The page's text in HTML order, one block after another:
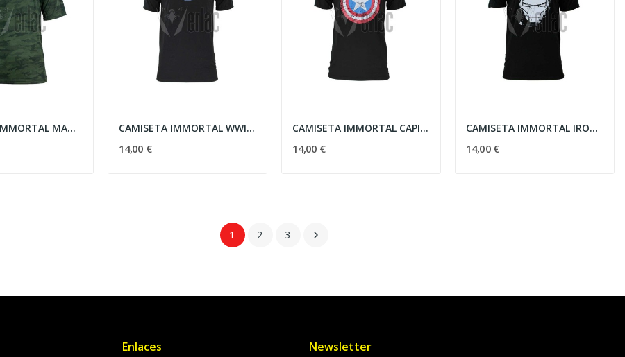
CAMISETA IMMORTAL MANGA CORTA CAMO VERDE CAMISETA IMMORTAL WWII ESTRELLA CIRCULO NEGRA
14,00 €
CAMISETA IMMORTAL CAPITAN AMERICA NEGRA
14,00 €
CAMISETA IMMORTAL IRONMAN NEGRA
14,00 €
1 2 3 
Enlaces Newsletter